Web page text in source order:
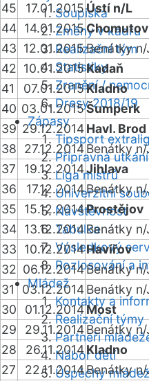
Soupiska
Změny v kádru
Realizační tým
Statistiky
Zranění /
Dresy 2018/19
Zápasy
Tipsport
Přípravná utkání
Liga mistrů
Univerzitní
Návštěvnost
Tabulka
Výsledkový
Rozlosování a
Mládež
Kontakty a
Realizační týmy
Partneři
Nábor dětí
Úspěchy
45 17.01.2015Ústí n/L
44 14.01.2015Chomutov
43 12.01.2015Benátky n/
42 10.01.2015Kadaň
41
07.01.2015Kladno
40 03.01.2015Šumperk
39 29.12.2014Havl. Brod
38
27.12.2014Benátky
37
19.12.2014Jihlava
36
17.12.2014Benátky
35
15.12.2014Prostějov
34 13.12.2014Benátky n/
33
10.12.2014Havířov
32 06.12.2014Benátky n/
31
03.12.2014Benátky n/
30
01.12.2014Most
29
29.11.2014Benátky n/
28
26.11.2014Kladno
27
22.11.2014Benátky